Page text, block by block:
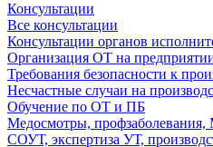
Консультации
Все консультации
Консультации органов
Организация ОТ на
Требования безопасности к
Несчастные случаи на
Обучение по ОТ и ПБ
Медосмотры,
СОУТ, экспертиза УТ,